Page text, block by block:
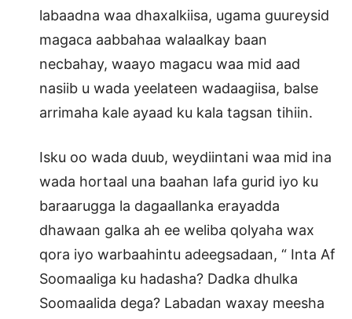
labaadna waa dhaxalkiisa, ugama guureysid
magaca aabbahaa walaalkay baan
necbahay, waayo magacu waa mid aad
nasiib u wada yeelateen wadaagiisa, balse
arrimaha kale ayaad ku kala tagsan tihiin.
Isku oo wada duub, weydiintani waa mid ina
wada hortaal una baahan lafa gurid iyo ku
baraarugga la dagaallanka erayadda
dhawaan galka ah ee weliba qolyaha wax
qora iyo warbaahintu adeegsadaan, “ Inta Af
Soomaaliga ku hadasha? Dadka dhulka
Soomaalida dega? Labadan waxay meesha